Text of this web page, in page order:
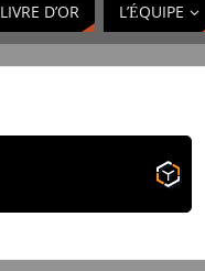
LIVRE D’OR L’ÉQUIPE